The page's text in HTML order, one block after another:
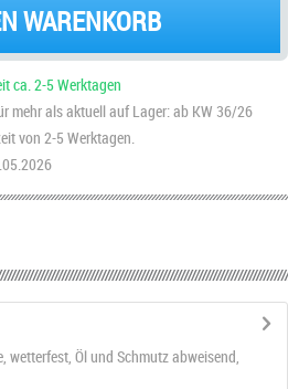
WARENKORB
ca. 2-5 Werktagen
mehr als aktuell auf Lager: ab KW 36/26
von 2-5 Werktagen.
wetterfest, Öl und Schmutz abweisend,